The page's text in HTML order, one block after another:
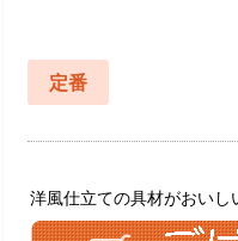
定番
洋風仕立ての具材がおいし